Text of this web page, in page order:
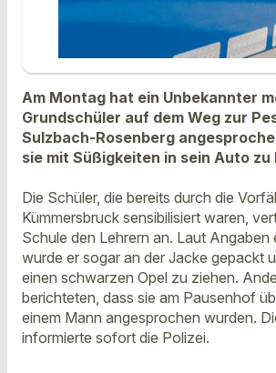
Am Montag hat ein Unbekannter
Grundschüler auf dem Weg zur
Sulzbach-Rosenberg
sie mit Süßigkeiten in sein Auto zu
Die Schüler, die bereits durch die
Kümmersbruck sensibilisiert waren,
Schule den Lehrern an. Laut Angaben
wurde er sogar an der Jacke gepackt
einen schwarzen Opel zu ziehen.
berichteten, dass sie am Pausenhof
einem Mann angesprochen wurden.
informierte sofort die Polizei.